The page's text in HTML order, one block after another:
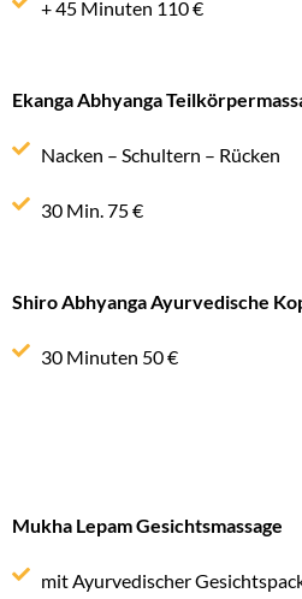
+ 45 Minuten 110 €
Ekanga Abhyanga
Nacken – Schultern – Rücken
30 Min. 75 €
Shiro Abhyanga Ayurvedische
30 Minuten 50 €
Mukha Lepam Gesichtsmassage
mit Ayurvedischer